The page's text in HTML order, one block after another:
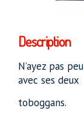
Description
N’ayez pas
avec ses deux
toboggans.